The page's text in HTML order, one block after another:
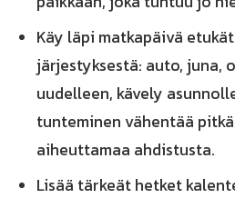
Käy läpi matkapäivä
järjestyksestä: auto, juna,
uudelleen, kävely
tunteminen vähentää
aiheuttamaa ahdistusta.
Lisää tärkeät hetket